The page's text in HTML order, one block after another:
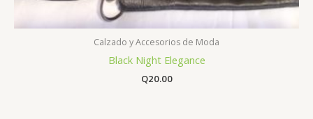
Calzado y Accesorios de Moda
Black Night Elegance
Q20.00